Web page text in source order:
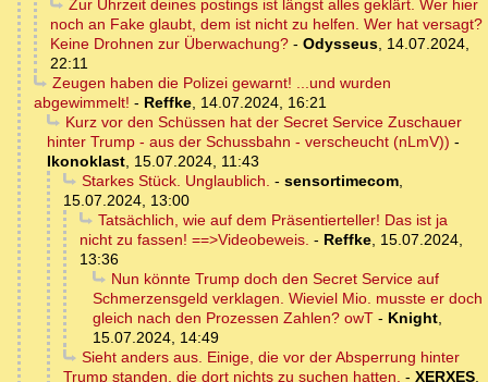
Zur Uhrzeit deines postings ist längst alles geklärt. Wer hier
noch an Fake glaubt, dem ist nicht zu helfen. Wer hat versagt?
Keine Drohnen zur Überwachung? - Odysseus, 14.07.2024,
22:11
Zeugen haben die Polizei gewarnt! ...und wurden
abgewimmelt! - Reffke, 14.07.2024, 16:21
Kurz vor den Schüssen hat der Secret Service Zuschauer
hinter Trump - aus der Schussbahn - verscheucht (nLmV)) -
Ikonoklast, 15.07.2024, 11:43
Starkes Stück. Unglaublich. - sensortimecom,
15.07.2024, 13:00
Tatsächlich, wie auf dem Präsentierteller! Das ist ja
nicht zu fassen! ==>Videobeweis. - Reffke, 15.07.2024,
13:36
Nun könnte Trump doch den Secret Service auf
Schmerzensgeld verklagen. Wieviel Mio. musste er doch
gleich nach den Prozessen Zahlen? owT - Knight,
15.07.2024, 14:49
Sieht anders aus. Einige, die vor der Absperrung hinter
Trump standen, die dort nichts zu suchen hatten. - XERXES,